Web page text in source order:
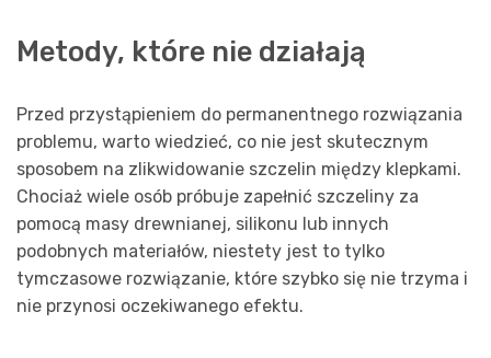
Metody, które nie działają
Przed przystąpieniem do permanentnego rozwiązania
problemu, warto wiedzieć, co nie jest skutecznym
sposobem na zlikwidowanie szczelin między klepkami.
Chociaż wiele osób próbuje zapełnić szczeliny za
pomocą masy drewnianej, silikonu lub innych
podobnych materiałów, niestety jest to tylko
tymczasowe rozwiązanie, które szybko się nie trzyma i
nie przynosi oczekiwanego efektu.